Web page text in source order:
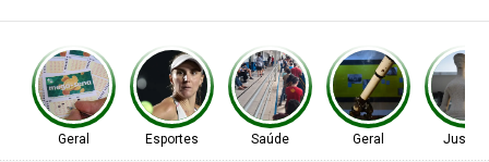
Geral Esportes Saúde Geral Justiça